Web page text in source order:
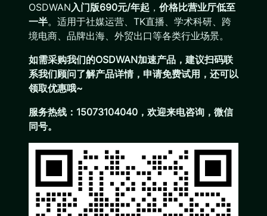
OSDWAN 入门版690元/年起 ， 价格比营业厅低至
一半。适用于社媒运营、TK直播、学术科研、跨
境电商、品牌出海、外贸出口等各类行业场景。
如需采购我们的OSDWAN加速产品，建议扫码联
系我们顾问了解产品详情，申请免费试用，还可以
领取优惠哦~
服务热线：15073104040，欢迎来电咨询，微信
同号。